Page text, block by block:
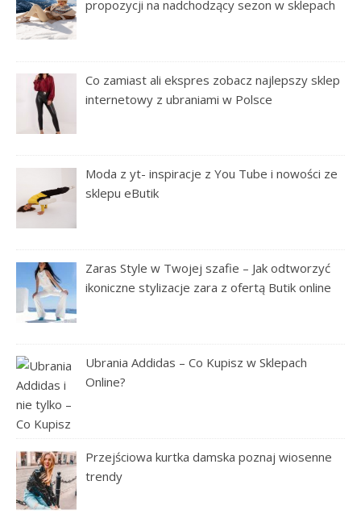
propozycji na nadchodzący sezon w sklepach
Co zamiast ali ekspres zobacz najlepszy sklep
internetowy z ubraniami w Polsce
Moda z yt- inspiracje z You Tube i nowości ze
sklepu eButik
Zaras Style w Twojej szafie – Jak odtworzyć
ikoniczne stylizacje zara z ofertą Butik online
Ubrania Addidas – Co Kupisz w Sklepach
Online?
Przejściowa kurtka damska poznaj wiosenne
trendy